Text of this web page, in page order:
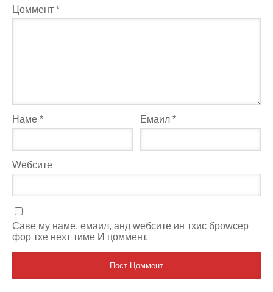
Цоммент *
Наме * Емаил*
Wебсите
Саве мy наме, емаил, анд wебсите ин тхис броwсер
фор тхе неxт тиме И цоммент.